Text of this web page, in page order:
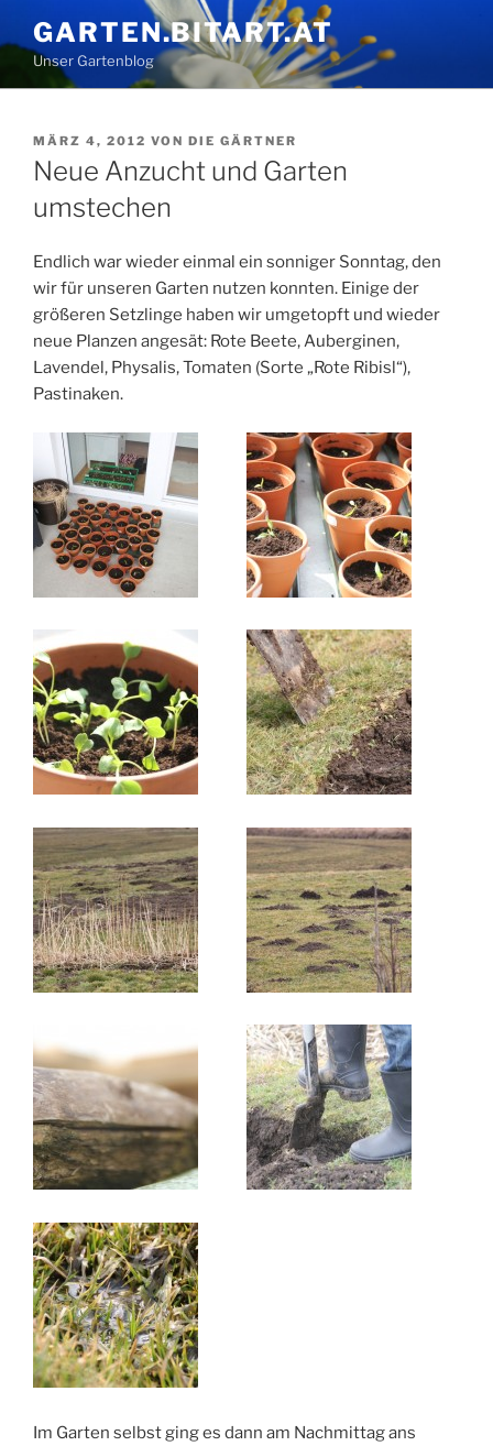
Inhalt
springen
GARTEN.BITART.AT
Unser Gartenblog
VERÖFFENTLICHT
AM
MÄRZ 4, 2012 VON DIE GÄRTNER
Neue Anzucht und Garten
umstechen
Endlich war wieder einmal ein sonniger Sonntag, den
wir für unseren Garten nutzen konnten. Einige der
größeren Setzlinge haben wir umgetopft und wieder
neue Planzen angesät: Rote Beete, Auberginen,
Lavendel, Physalis, Tomaten (Sorte „Rote Ribisl“),
Pastinaken.
Im Garten selbst ging es dann am Nachmittag ans